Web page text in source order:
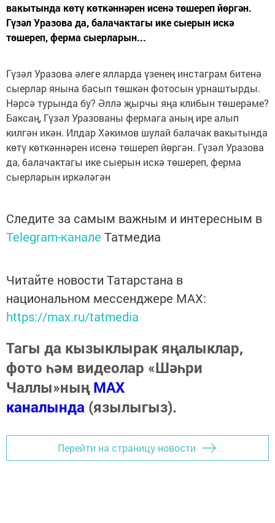
вакытында көтү көткәннәрен исенә төшереп йөргән.
Гүзәл Уразова да, балачактагы ике сыерын искә
төшереп, ферма сыерларын...
Гүзәл Уразова әлеге ялларда үзенең инстаграм битенә
сыерлар янына басып төшкән фотосын урнаштырды.
Нәрсә турында бу? Әллә җырчы яңа клибын төшерәме?
Баксаң, Гүзәл Уразованы фермага аның ире алып
килгән икән. Илдар Хәкимов шулай балачак вакытында
көтү көткәннәрен исенә төшереп йөргән. Гүзәл Уразова
да, балачактагы ике сыерын искә төшереп, ферма
сыерларын иркәләгән
Следите за самым важным и интересным в
Telegram-канале Татмедиа
Читайте новости Татарстана в
национальном мессенджере MАХ:
https://max.ru/tatmedia
Тагы да кызыклырак яңалыклар,
фото һәм видеолар «Шәһри
Чаллы»ныңMAX
каналында (язылыгыз).
Перейти на страницу новости